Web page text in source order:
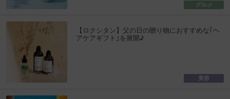
グルメ
【ロクシタン】父の日の贈り物におすすめな｢ヘ
アケアギフト｣を展開♪
美容